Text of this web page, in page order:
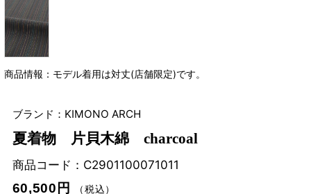
商品情報：モデル着用は対丈(店舗限定)です。
ブランド：KIMONO ARCH
夏着物 片貝木綿 charcoal
商品コード： C2901100071011
60,500円
（税込）